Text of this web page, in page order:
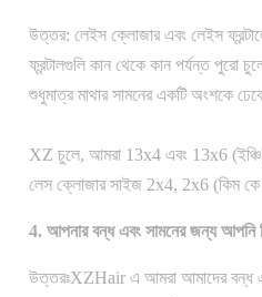
উত্তর: লেইস ক্লোজার এবং লেইস
ফ্রন্টালগুলি কান থেকে কান পর্যন্ত পুরো
শুধুমাত্র মাথার সামনের একটি অংশকে
XZ চুলে, আমরা 13x4 এবং 13x6 (ইঞ্চি)
লেস ক্লোজার সাইজ 2x4, 2x6 (কিম
4. আপনার বন্ধ এবং সামনের জন্য আপনি
উত্তরঃXZHair এ আমরা আমাদের বন্ধ